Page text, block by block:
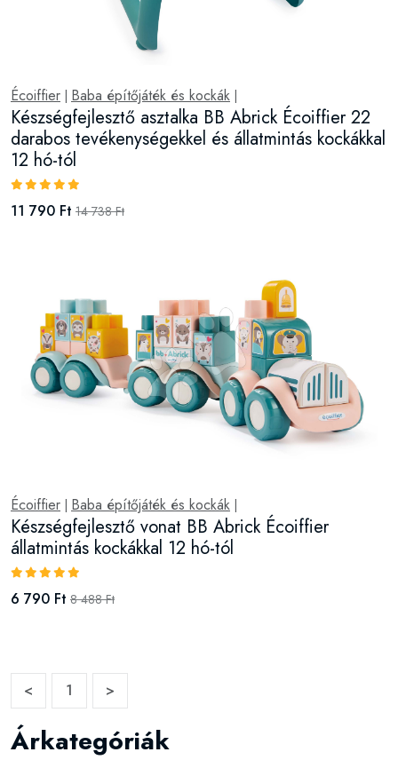
Écoiffier Baba építőjáték és kockák
Készségfejlesztő asztalka BB Abrick Écoiffier 22
darabos tevékenységekkel és állatmintás kockákkal
12 hó-tól
11 790 Ft 14 738 Ft
Écoiffier Baba építőjáték és kockák
Készségfejlesztő vonat BB Abrick Écoiffier
állatmintás kockákkal 12 hó-tól
6 790 Ft 8 488 Ft
< 1 >
Árkategóriák